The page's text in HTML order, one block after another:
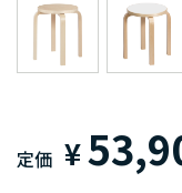
定価 ¥